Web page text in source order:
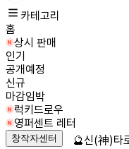
카테고리
홈
상시 판매
인기
공개예정
신규
마감임박
럭키드로우
영퍼센트 레터
창작자센터 🔮신(神)타